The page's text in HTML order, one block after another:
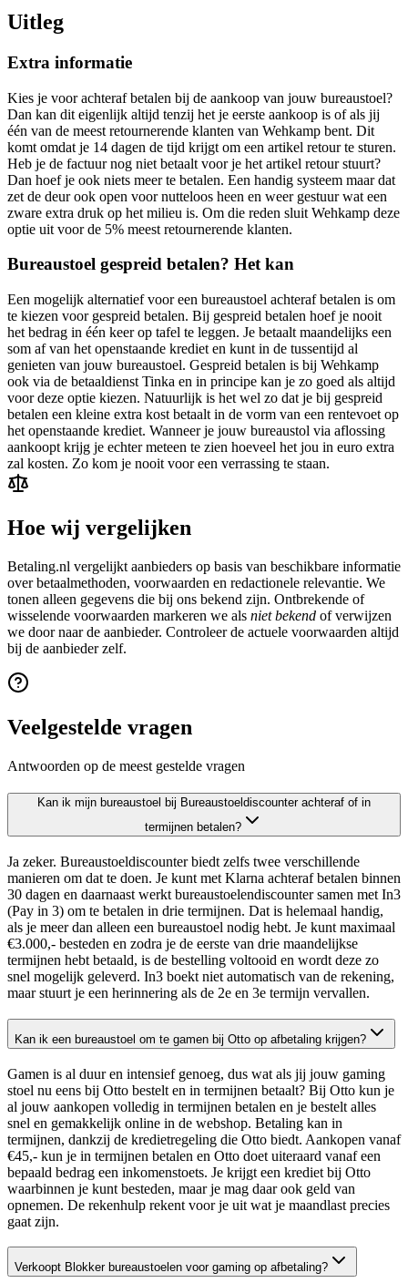
Uitleg
Extra informatie
Kies je voor achteraf betalen bij de aankoop van jouw bureaustoel?
Dan kan dit eigenlijk altijd tenzij het je eerste aankoop is of als jij
één van de meest retournerende klanten van Wehkamp bent. Dit
komt omdat je 14 dagen de tijd krijgt om een artikel retour te sturen.
Heb je de factuur nog niet betaalt voor je het artikel retour stuurt?
Dan hoef je ook niets meer te betalen. Een handig systeem maar dat
zet de deur ook open voor nutteloos heen en weer gestuur wat een
zware extra druk op het milieu is. Om die reden sluit Wehkamp deze
optie uit voor de 5% meest retournerende klanten.
Bureaustoel gespreid betalen? Het kan
Een mogelijk alternatief voor een bureaustoel achteraf betalen is om
te kiezen voor gespreid betalen. Bij gespreid betalen hoef je nooit
het bedrag in één keer op tafel te leggen. Je betaalt maandelijks een
som af van het openstaande krediet en kunt in de tussentijd al
genieten van jouw bureaustoel. Gespreid betalen is bij Wehkamp
ook via de betaaldienst Tinka en in principe kan je zo goed als altijd
voor deze optie kiezen. Natuurlijk is het wel zo dat je bij gespreid
betalen een kleine extra kost betaalt in de vorm van een rentevoet op
het openstaande krediet. Wanneer je jouw bureaustol via aflossing
aankoopt krijg je echter meteen te zien hoeveel het jou in euro extra
zal kosten. Zo kom je nooit voor een verrassing te staan.
Hoe wij vergelijken
Betaling.nl vergelijkt aanbieders op basis van beschikbare informatie
over betaalmethoden, voorwaarden en redactionele relevantie. We
tonen alleen gegevens die bij ons bekend zijn. Ontbrekende of
wisselende voorwaarden markeren we als niet bekend of verwijzen
we door naar de aanbieder. Controleer de actuele voorwaarden altijd
bij de aanbieder zelf.
Veelgestelde vragen
Antwoorden op de meest gestelde vragen
Kan ik mijn bureaustoel bij Bureaustoeldiscounter achteraf of in
termijnen betalen?
Ja zeker. Bureaustoeldiscounter biedt zelfs twee verschillende
manieren om dat te doen. Je kunt met Klarna achteraf betalen binnen
30 dagen en daarnaast werkt bureaustoelendiscounter samen met In3
(Pay in 3) om te betalen in drie termijnen. Dat is helemaal handig,
als je meer dan alleen een bureaustoel nodig hebt. Je kunt maximaal
€3.000,- besteden en zodra je de eerste van drie maandelijkse
termijnen hebt betaald, is de bestelling voltooid en wordt deze zo
snel mogelijk geleverd. In3 boekt niet automatisch van de rekening,
maar stuurt je een herinnering als de 2e en 3e termijn vervallen.
Kan ik een bureaustoel om te gamen bij Otto op afbetaling krijgen?
Gamen is al duur en intensief genoeg, dus wat als jij jouw gaming
stoel nu eens bij Otto bestelt en in termijnen betaalt? Bij Otto kun je
al jouw aankopen volledig in termijnen betalen en je bestelt alles
snel en gemakkelijk online in de webshop. Betaling kan in
termijnen, dankzij de kredietregeling die Otto biedt. Aankopen vanaf
€45,- kun je in termijnen betalen en Otto doet uiteraard vanaf een
bepaald bedrag een inkomenstoets. Je krijgt een krediet bij Otto
waarbinnen je kunt besteden, maar je mag daar ook geld van
opnemen. De rekenhulp rekent voor je uit wat je maandlast precies
gaat zijn.
Verkoopt Blokker bureaustoelen voor gaming op afbetaling?